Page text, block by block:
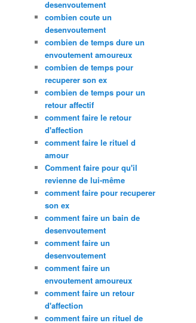
desenvoutement
combien coute un
desenvoutement
combien de temps dure un
envoutement amoureux
combien de temps pour
recuperer son ex
combien de temps pour un
retour affectif
comment faire le retour
d'affection
comment faire le rituel d
amour
Comment faire pour qu'il
revienne de lui-même
comment faire pour recuperer
son ex
comment faire un bain de
desenvoutement
comment faire un
desenvoutement
comment faire un
envoutement amoureux
comment faire un retour
d'affection
comment faire un rituel de